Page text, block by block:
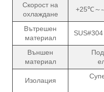
Скорост на
охлаждане
+25℃～-
Вътрешен
материал
Външен
материал
Изолация